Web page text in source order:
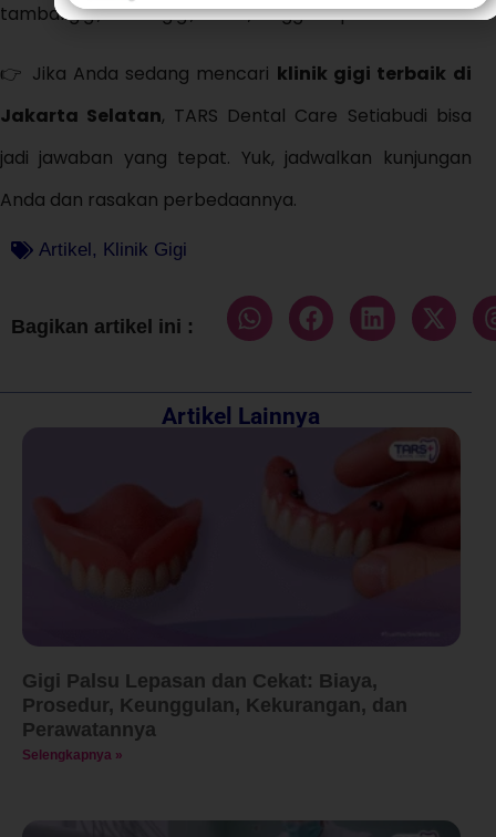
tambal gigi, cabut gigi, behel, hingga implan.
👉 Jika Anda sedang mencari klinik gigi terbaik di
Jakarta Selatan, TARS Dental Care Setiabudi bisa
jadi jawaban yang tepat. Yuk, jadwalkan kunjungan
Anda dan rasakan perbedaannya.
Artikel, Klinik Gigi
Bagikan artikel ini :
Artikel Lainnya
Gigi Palsu Lepasan dan Cekat: Biaya,
Prosedur, Keunggulan, Kekurangan, dan
Perawatannya
Selengkapnya »